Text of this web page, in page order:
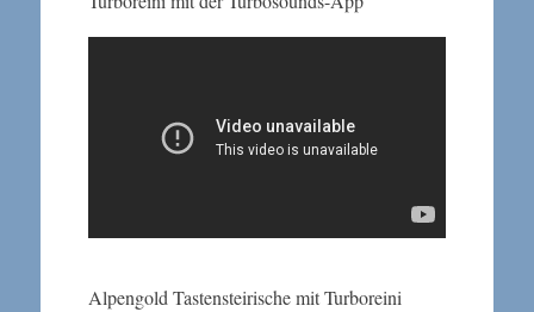
Alpengold Tastensteirische mit Turboreini